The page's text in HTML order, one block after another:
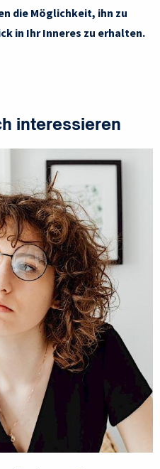
die Möglichkeit, ihn zu
in Ihr Inneres zu erhalten.
interessieren